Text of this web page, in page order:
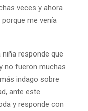
veces y ahora
me venía
responde que
no fueron muchas
indago sobre
ante este
y responde con